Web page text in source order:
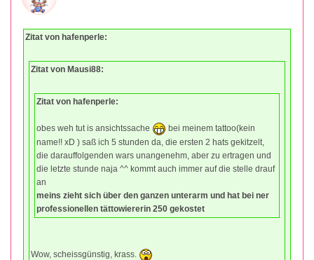
Zitat von hafenperle:
Zitat von Mausi88:
Zitat von hafenperle:
obes weh tut is ansichtssache
bei meinem tattoo(kein
name!! xD ) saß ich 5 stunden da, die ersten 2 hats gekitzelt,
die darauffolgenden wars unangenehm, aber zu ertragen und
die letzte stunde naja ^^ kommt auch immer auf die stelle drauf
an
meins zieht sich über den ganzen unterarm und hat bei ner
professionellen tättowiererin 250 gekostet
Wow, scheissgünstig, krass.